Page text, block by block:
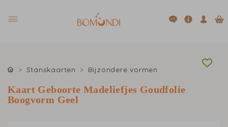
Stanskaarten Bijzondere vormen
Kaart Geboorte Madeliefjes Goudfolie
Boogvorm Geel